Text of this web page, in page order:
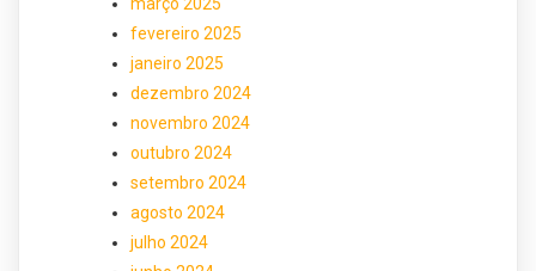
março 2025
fevereiro 2025
janeiro 2025
dezembro 2024
novembro 2024
outubro 2024
setembro 2024
agosto 2024
julho 2024